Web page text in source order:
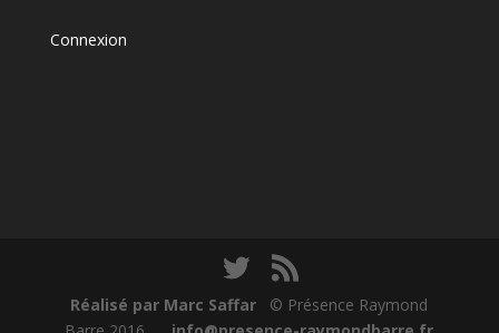
Connexion
Réalisé par Marc Saffar © Présence Raymond